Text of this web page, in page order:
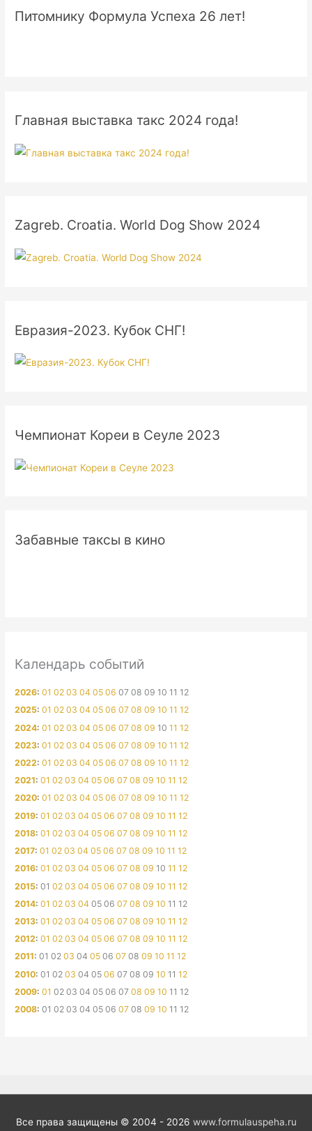
Питомнику Формула Успеха 26 лет!
Главная выставка такс 2024 года!
Zagreb. Croatia. World Dog Show 2024
Евразия-2023. Кубок СНГ!
Чемпионат Кореи в Сеуле 2023
Забавные таксы в кино
Календарь событий
2026:01 02 03 04 05 06 07 08 09 10 11 12
2025:01 02 03 04 05 06 07 08 09 10 11 12
2024:01 02 03 04 05 06 07 08 09 10 11 12
2023:01 02 03 04 05 06 07 08 09 10 11 12
2022:01 02 03 04 05 06 07 08 09 10 11 12
2021:01 02 03 04 05 06 07 08 09 10 11 12
2020:01 02 03 04 05 06 07 08 09 10 11 12
2019:01 02 03 04 05 06 07 08 09 10 11 12
2018:01 02 03 04 05 06 07 08 09 10 11 12
2017:01 02 03 04 05 06 07 08 09 10 11 12
2016:01 02 03 04 05 06 07 08 09 10 11 12
2015:01 02 03 04 05 06 07 08 09 10 11 12
2014:01 02 03 04 05 06 07 08 09 10 11 12
2013:01 02 03 04 05 06 07 08 09 10 11 12
2012:01 02 03 04 05 06 07 08 09 10 11 12
2011:01 02 03 04 05 06 07 08 09 10 11 12
2010:01 02 03 04 05 06 07 08 09 10 11 12
2009:01 02 03 04 05 06 07 08 09 10 11 12
2008:01 02 03 04 05 06 07 08 09 10 11 12
Все права защищены © 2004 - 2026 www.formulauspeha.ru